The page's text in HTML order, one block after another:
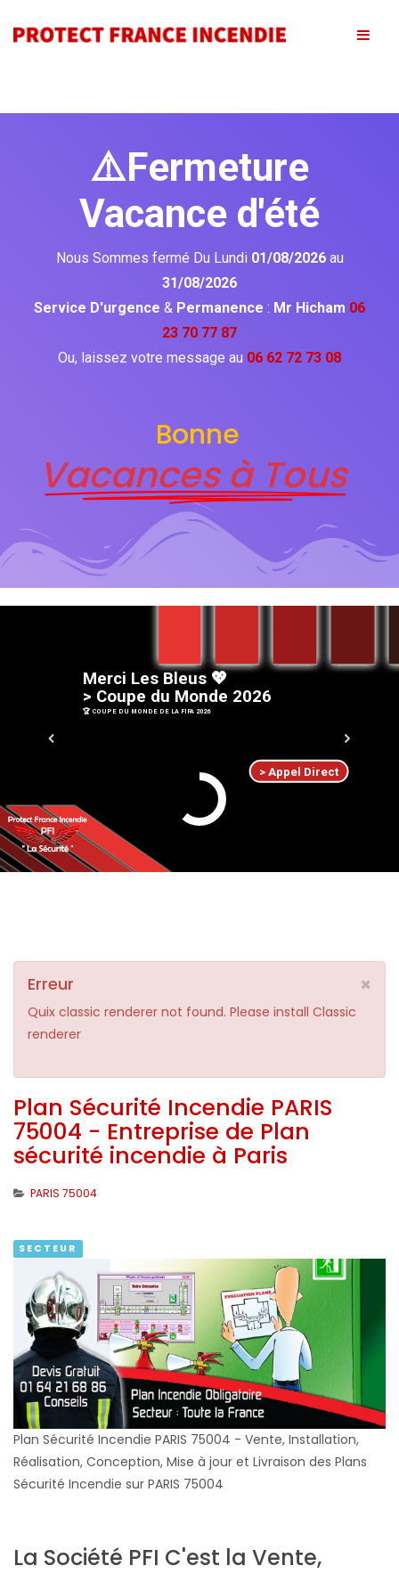
⚠️Fermeture
Vacance d'été
Nous Sommes fermé Du Lundi 01/08/2026 au
31/08/2026
Service D'urgence & Permanence : Mr Hicham 06
23 70 77 87
Ou, laissez votre message au 06 62 72 73 08
Bonne
Vacances à Tous
> Appel Direct
Merci Les B eus 💖
> Coupe du Monde 2026
🏆 COUPE DU MONDE DE LA FIFA 2026
×
Erreur
Quix classic renderer not found. Please install Classic
renderer
Plan Sécurité Incendie PARIS
75004 - Entreprise de Plan
sécurité incendie à Paris
PARIS 75004
SECTEUR
Plan Sécurité Incendie PARIS 75004 - Vente, Installation,
Réalisation, Conception, Mise à jour et Livraison des Plans
Sécurité Incendie sur PARIS 75004
La Société PFI C'est la Vente,